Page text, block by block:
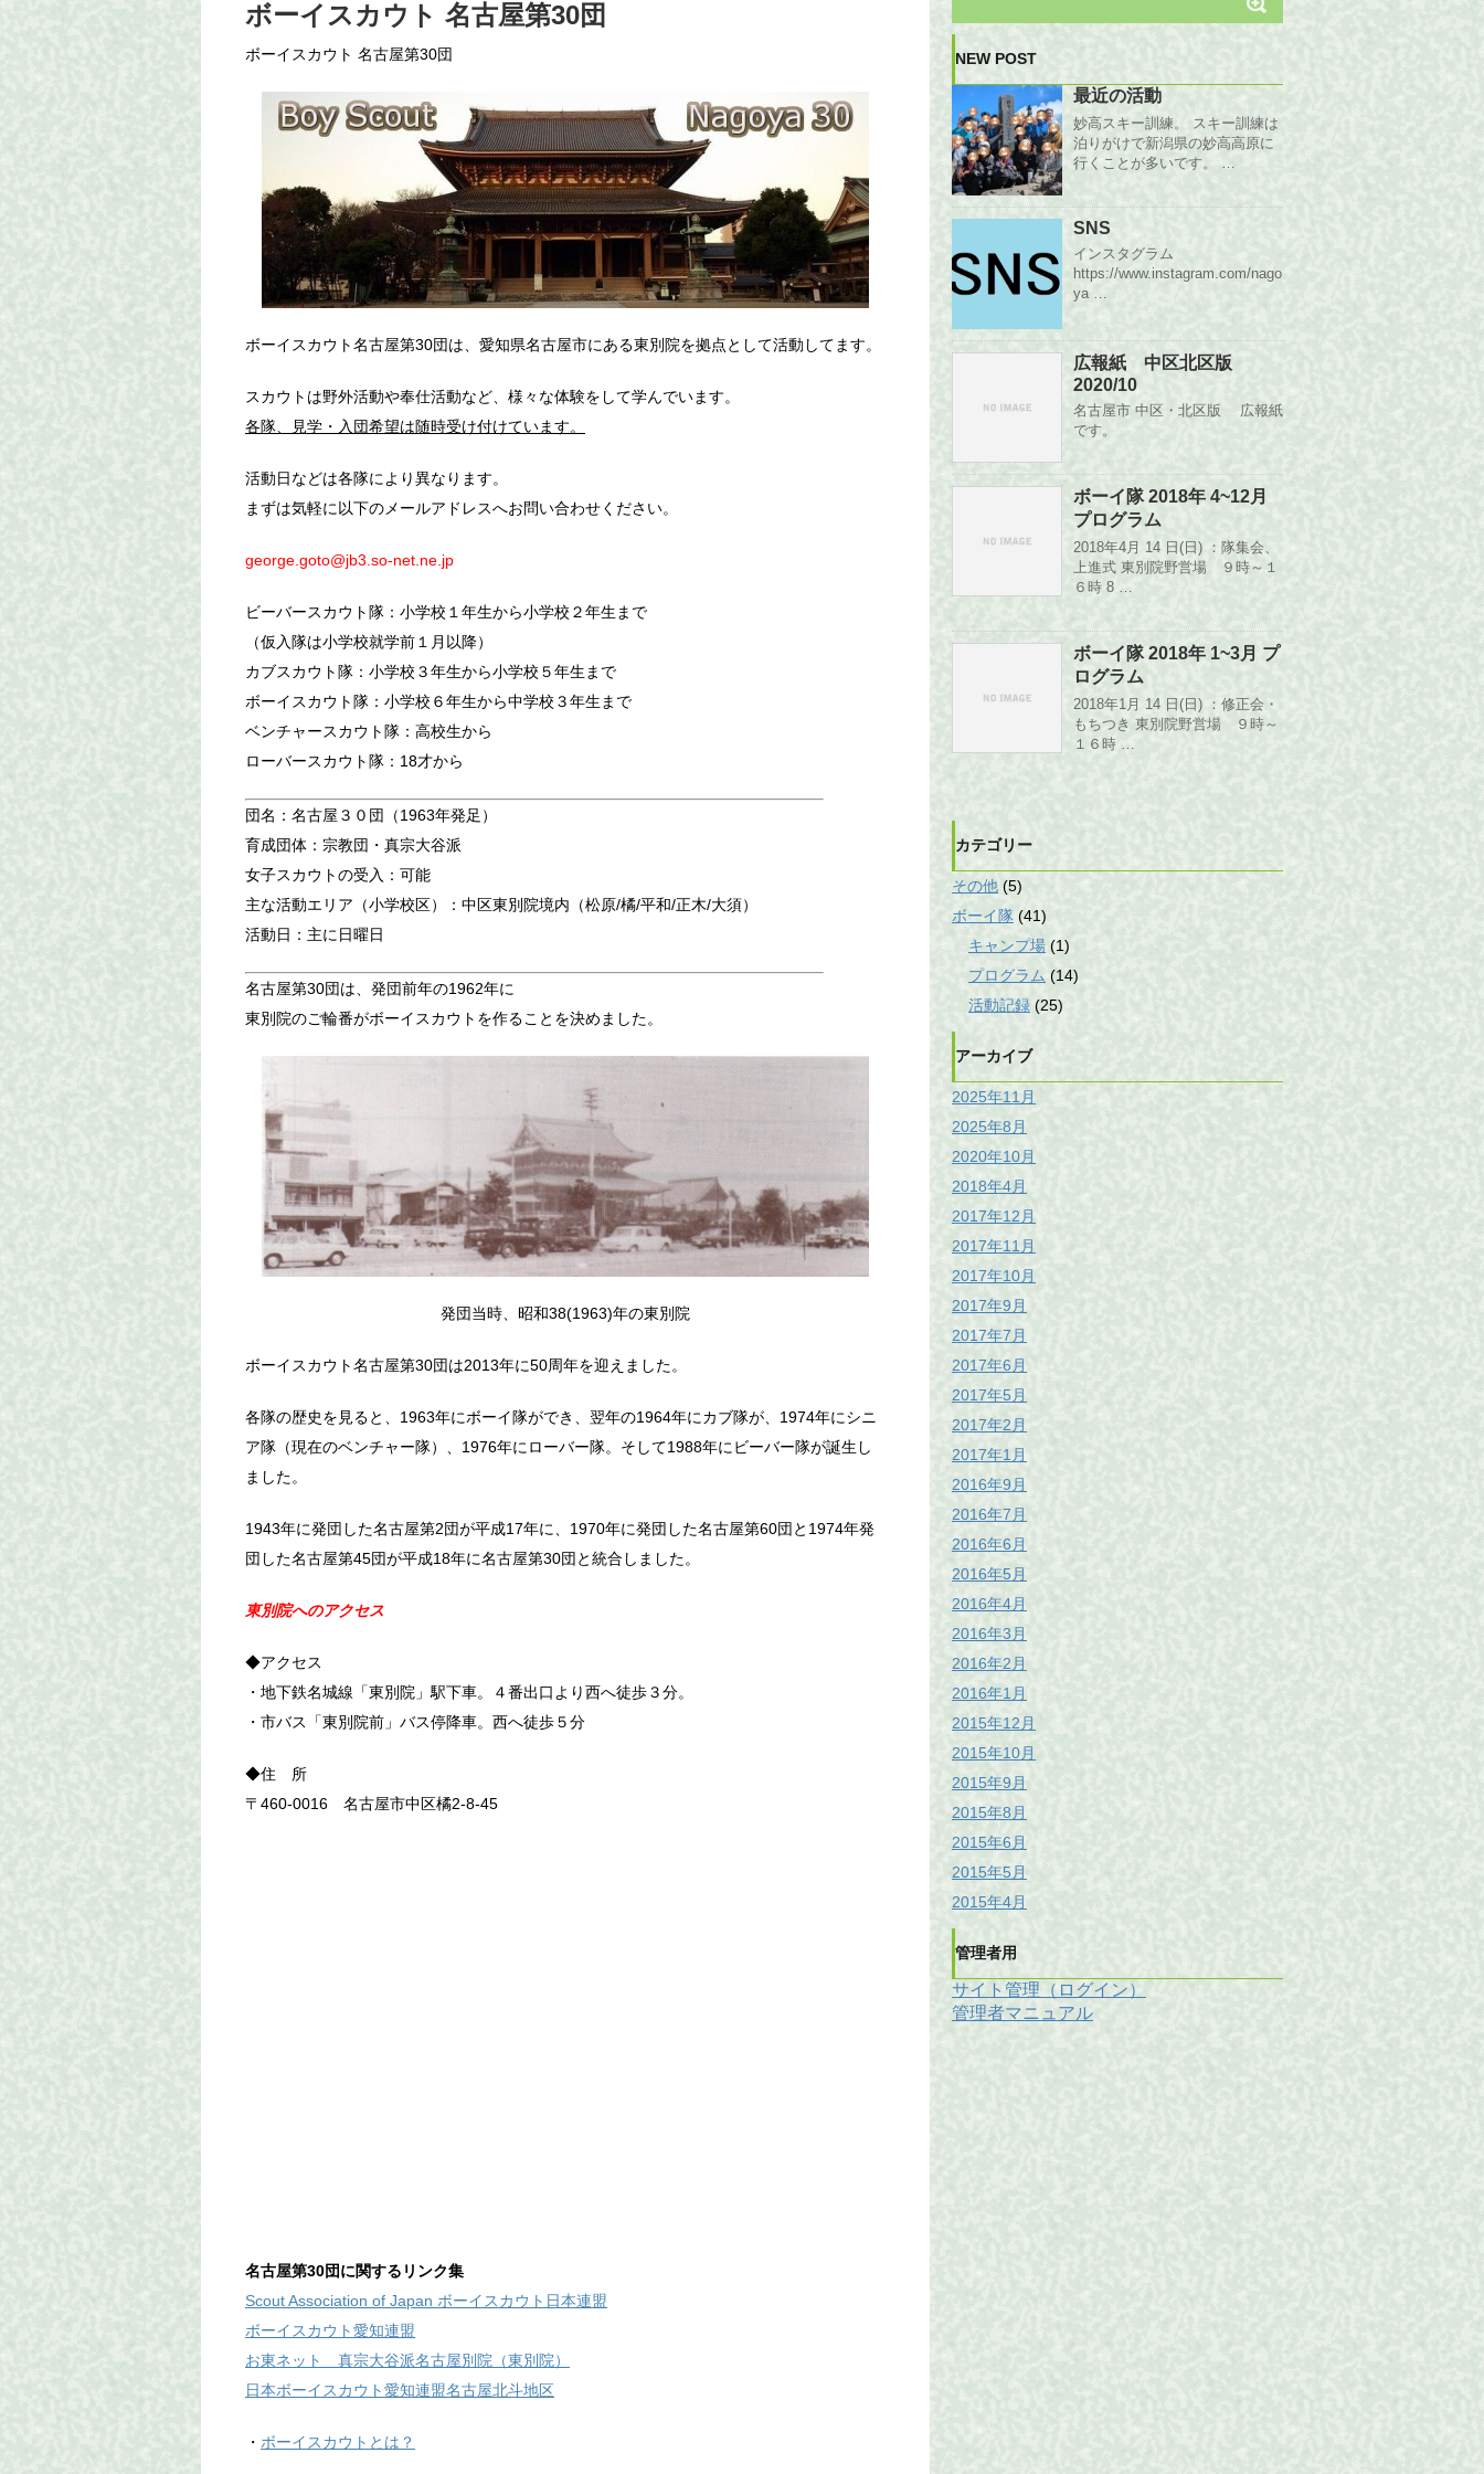
ボーイスカウト 名古屋第30団
ボーイスカウト 名古屋第30団
ボーイスカウト名古屋第30団は、愛知県名古屋市にある東別院を拠点として活動してます。
スカウトは野外活動や奉仕活動など、様々な体験をして学んでいます。
各隊、見学・入団希望は随時受け付けています。
活動日などは各隊により異なります。
まずは気軽に以下のメールアドレスへお問い合わせください。
george.goto@jb3.so-net.ne.jp
ビーバースカウト隊：小学校１年生から小学校２年生まで
（仮入隊は小学校就学前１月以降）
カブスカウト隊：小学校３年生から小学校５年生まで
ボーイスカウト隊：小学校６年生から中学校３年生まで
ベンチャースカウト隊：高校生から
ローバースカウト隊：18才から
団名：名古屋３０団（1963年発足）
育成団体：宗教団・真宗大谷派
女子スカウトの受入：可能
主な活動エリア（小学校区）：中区東別院境内（松原/橘/平和/正木/大須）
活動日：主に日曜日
名古屋第30団は、発団前年の1962年に
東別院のご輪番がボーイスカウトを作ることを決めました。
発団当時、昭和38(1963)年の東別院
ボーイスカウト名古屋第30団は2013年に50周年を迎えました。
各隊の歴史を見ると、1963年にボーイ隊ができ、翌年の1964年にカブ隊が、1974年にシニ
ア隊（現在のベンチャー隊）、1976年にローバー隊。そして1988年にビーバー隊が誕生し
ました。
1943年に発団した名古屋第2団が平成17年に、1970年に発団した名古屋第60団と1974年発
団した名古屋第45団が平成18年に名古屋第30団と統合しました。
東別院へのアクセス
◆アクセス
・地下鉄名城線「東別院」駅下車。４番出口より西へ徒歩３分。
・市バス「東別院前」バス停降車。西へ徒歩５分
◆住 所
〒460-0016 名古屋市中区橘2-8-45
名古屋第30団に関するリンク集
Scout Association of Japan ボーイスカウト日本連盟
ボーイスカウト愛知連盟
お東ネット 真宗大谷派名古屋別院（東別院）
日本ボーイスカウト愛知連盟名古屋北斗地区
・ ボーイスカウトとは？
NEW POST
最近の活動
妙高スキー訓練。 スキー訓練は
泊りがけで新潟県の妙高高原に
行くことが多いです。 …
SNS
インスタグラム
https://www.instagram.com/nago
ya …
広報紙 中区北区版
2020/10
名古屋市 中区・北区版 広報紙
です。
ボーイ隊 2018年 4~12月
プログラム
2018年4月 14 日(日) ：隊集会、
上進式 東別院野営場 ９時～１
６時 8 …
ボーイ隊 2018年 1~3月 プ
ログラム
2018年1月 14 日(日) ：修正会・
もちつき 東別院野営場 ９時～
１６時 …
カテゴリー
その他 (5)
ボーイ隊 (41)
キャンプ場 (1)
プログラム (14)
活動記録 (25)
アーカイブ
2025年11月
2025年8月
2020年10月
2018年4月
2017年12月
2017年11月
2017年10月
2017年9月
2017年7月
2017年6月
2017年5月
2017年2月
2017年1月
2016年9月
2016年7月
2016年6月
2016年5月
2016年4月
2016年3月
2016年2月
2016年1月
2015年12月
2015年10月
2015年9月
2015年8月
2015年6月
2015年5月
2015年4月
管理者用
サイト管理（ログイン）
管理者マニュアル